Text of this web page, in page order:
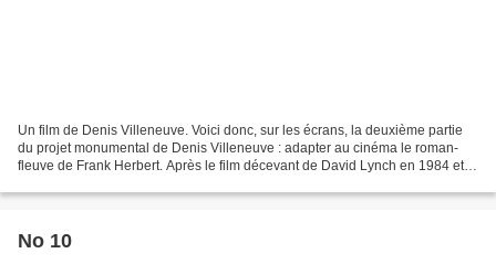
Un film de Denis Villeneuve. Voici donc, sur les écrans, la deuxième partie
du projet monumental de Denis Villeneuve : adapter au cinéma le roman-
fleuve de Frank Herbert. Après le film décevant de David Lynch en 1984 et le
No 10